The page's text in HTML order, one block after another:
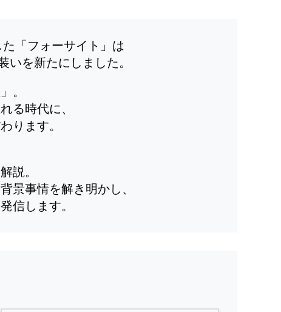
「フォーサイト」は
いを新たにしました。
。
る時代に、
ります。
説。
景事情を解き明かし、
信します。